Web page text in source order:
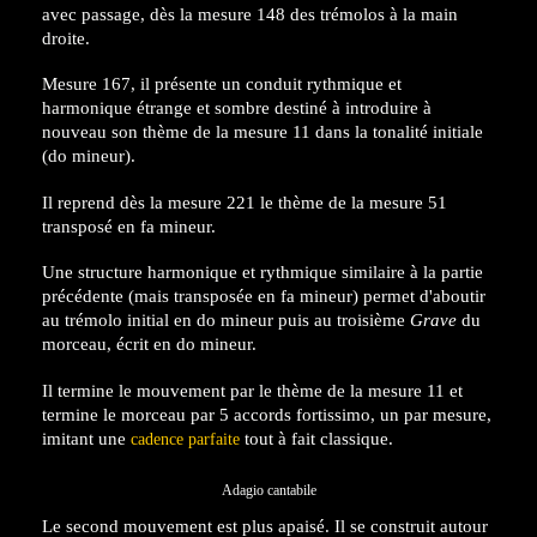
avec passage, dès la mesure 148 des trémolos à la main
droite.
Mesure 167, il présente un conduit rythmique et
harmonique étrange et sombre destiné à introduire à
nouveau son thème de la mesure 11 dans la tonalité initiale
(do mineur).
Il reprend dès la mesure 221 le thème de la mesure 51
transposé en fa mineur.
Une structure harmonique et rythmique similaire à la partie
précédente (mais transposée en fa mineur) permet d'aboutir
au trémolo initial en do mineur puis au troisième Grave du
morceau, écrit en do mineur.
Il termine le mouvement par le thème de la mesure 11 et
termine le morceau par 5 accords fortissimo, un par mesure,
imitant une cadence parfaite tout à fait classique.
Adagio cantabile
Le second mouvement est plus apaisé. Il se construit autour